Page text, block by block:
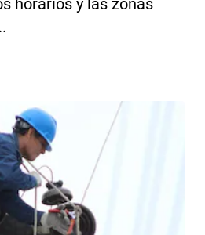
horarios y las zonas